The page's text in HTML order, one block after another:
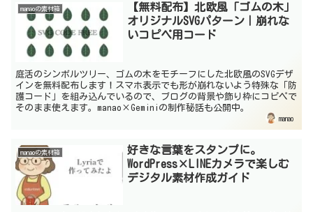
manaoの素材箱
【無料配布】北欧風「ゴムの木」
オリジナルSVGパターン｜崩れな
いコピペ用コード
庭活のシンボルツリー、ゴムの木をモチーフにした北欧風のSVGデザ
インを無料配布します！スマホ表示でも形が崩れないよう特殊な「防
護コード」を組み込んでいるので、ブログの背景や飾り枠にコピペで
そのまま使えます。manao×Geminiの制作秘話も公開中。
manao
manaoの素材箱
好きな言葉をスタンプに。
WordPress×LINEカメラで楽しむ
デジタル素材作成ガイド